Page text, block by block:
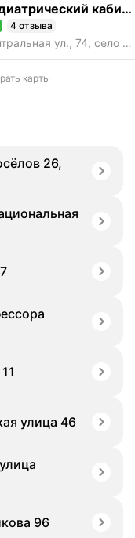
Педиатрический кабинет
4,0 из 5
4 отзыва
Центральная ул., 74, село Захарово
карты
26,
улица 46
96